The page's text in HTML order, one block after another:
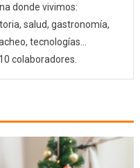
donde vivimos:
salud, gastronomía,
tecnologías…
colaboradores.